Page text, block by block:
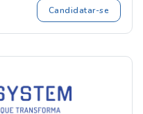
Candidatar-se